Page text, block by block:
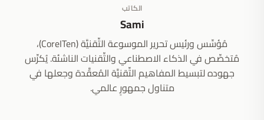
الكاتب
Sami
مُؤسِّس ورئيس تحرير الموسوعة التِّقنيَّة (CoreITen)،
مُتخصِّص في الذكاء الاصطناعي والتِّقنيات الناشئة. يُكرِّس
جهوده لتبسيط المفاهيم التِّقنيَّة المُعقَّدة وجعلها في
متناول جمهورٍ عالمي.